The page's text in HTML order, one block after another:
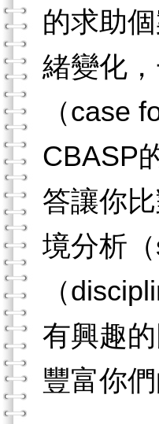
的求助
緒變化
（case
CBASP
答讓你
境分析
（
有興趣
豐富你